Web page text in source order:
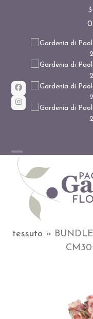
content
Facebook
Instagram
Open
mobile
menu
Close
mobile
menu
tessuto »